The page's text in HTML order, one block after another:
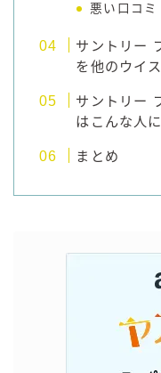
悪い口コミ
サントリー
を他のウイ
サントリー
はこんな人
まとめ